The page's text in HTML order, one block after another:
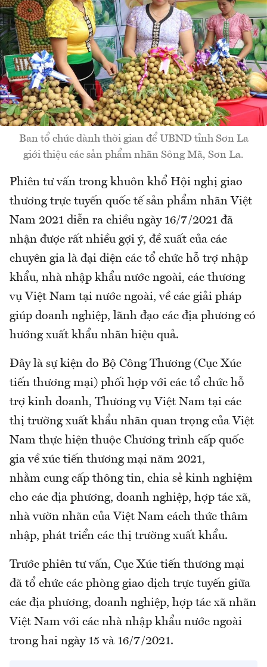
Ban tổ chức dành thời gian để UBND tỉnh Sơn La
giới thiệu các sản phẩm nhãn Sông Mã, Sơn La.
Phiên tư vấn trong khuôn khổ Hội nghị giao
thương trực tuyến quốc tế sản phẩm nhãn Việt
Nam 2021 diễn ra chiều ngày 16/7/2021 đã
nhận được rất nhiều gợi ý, đề xuất của các
chuyên gia là đại diện các tổ chức hỗ trợ nhập
khẩu, nhà nhập khẩu nước ngoài, các thương
vụ Việt Nam tại nước ngoài, về các giải pháp
giúp doanh nghiệp, lãnh đạo các địa phương có
hướng xuất khẩu nhãn hiệu quả.
Đây là sự kiện do Bộ Công Thương (Cục Xúc
tiến thương mại) phối hợp với các tổ chức hỗ
trợ kinh doanh, Thương vụ Việt Nam tại các
thị trường xuất khẩu nhãn quan trọng của Việt
Nam thực hiện thuộc Chương trình cấp quốc
gia về xúc tiến thương mại năm 2021,
nhằm cung cấp thông tin, chia sẻ kinh nghiệm
cho các địa phương, doanh nghiệp, hợp tác xã,
nhà vườn nhãn của Việt Nam cách thức thâm
nhập, phát triển các thị trường xuất khẩu.
Trước phiên tư vấn, Cục Xúc tiến thương mại
đã tổ chức các phòng giao dịch trực tuyến giữa
các địa phương, doanh nghiệp, hợp tác xã nhãn
Việt Nam với các nhà nhập khẩu nước ngoài
trong hai ngày 15 và 16/7/2021.